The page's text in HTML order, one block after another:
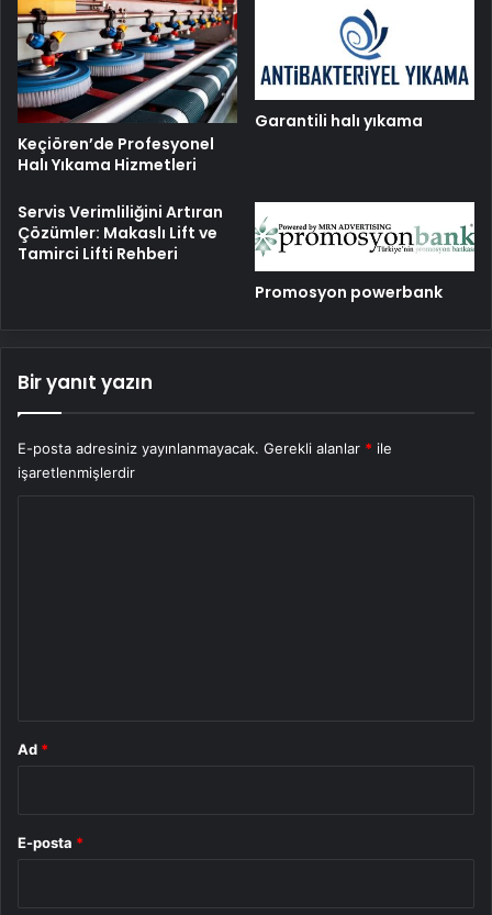
Keçiören’de Profesyonel
Halı Yıkama Hizmetleri
Garantili halı yıkama
Servis Verimliliğini Artıran
Çözümler: Makaslı Lift ve
Tamirci Lifti Rehberi
Promosyon powerbank
Bir yanıt yazın
E-posta adresiniz yayınlanmayacak. Gerekli alanlar * ile
işaretlenmişlerdir
Ad *
E-posta *